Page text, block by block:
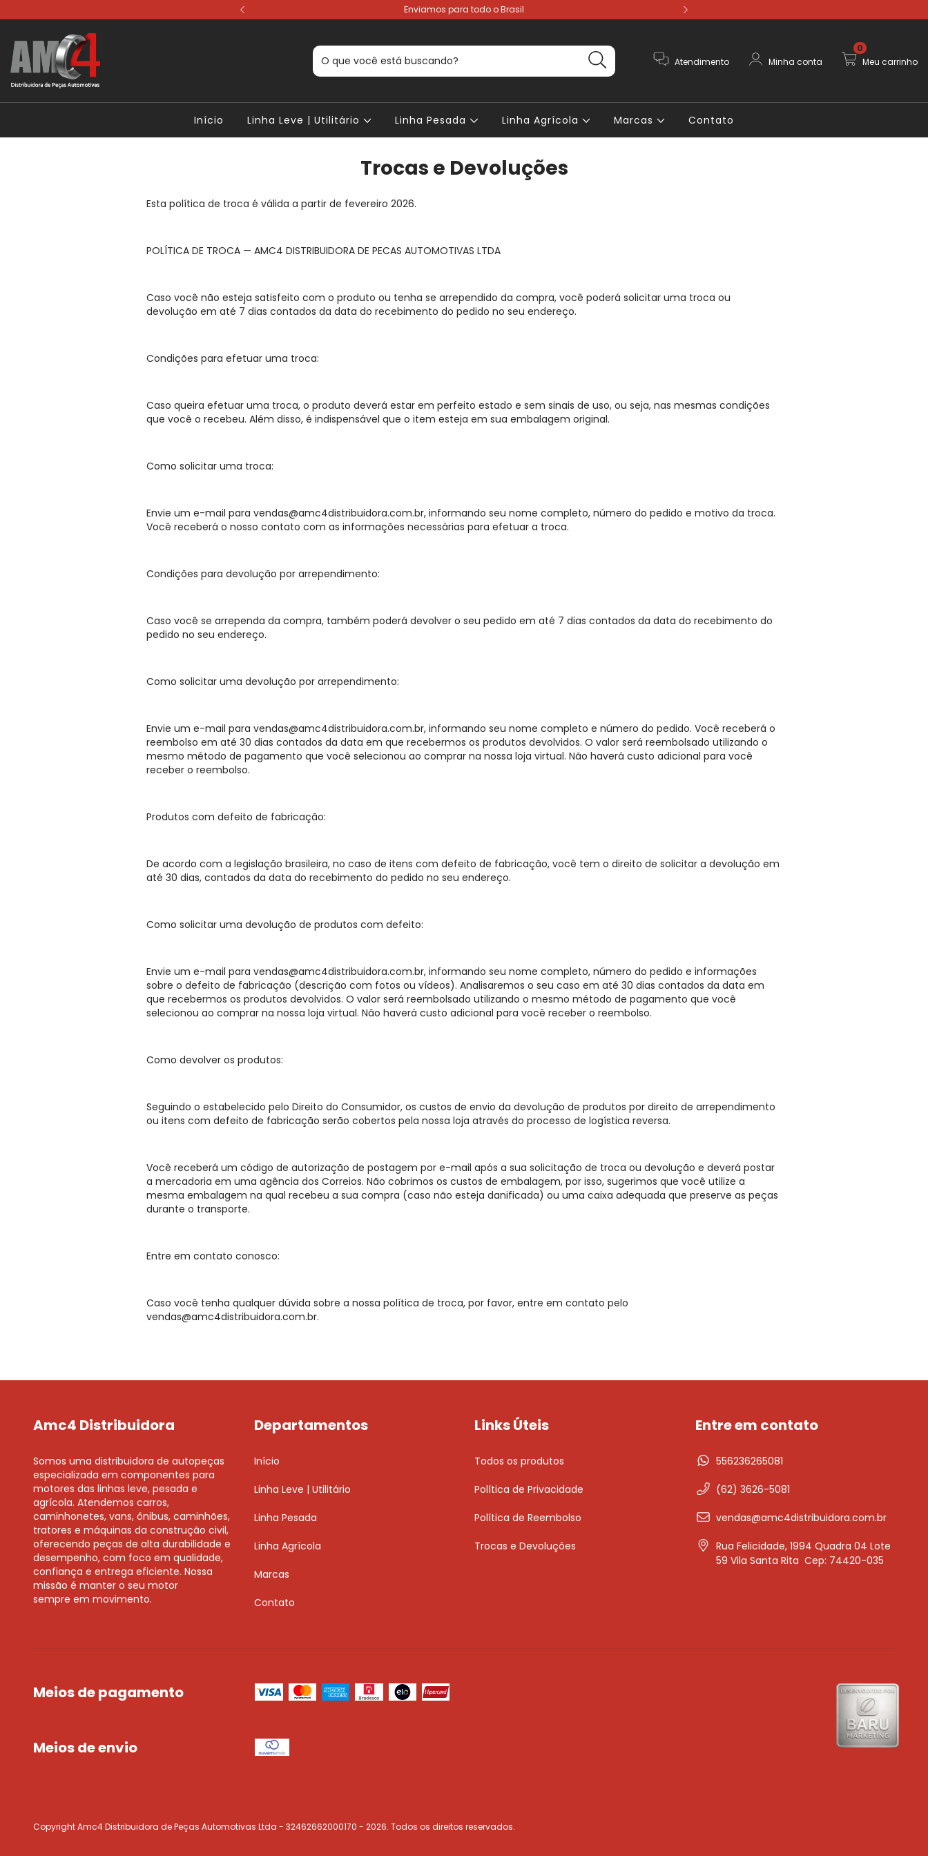
Enviamos para todo o Brasil
Atendimento Minha conta Meu carrinho
0
Início Linha Leve | Utilitário Linha Pesada Linha Agrícola Marcas Contato
Trocas e Devoluções
Esta política de troca é válida a partir de fevereiro 2026.
POLÍTICA DE TROCA — AMC4 DISTRIBUIDORA DE PECAS AUTOMOTIVAS LTDA
Caso você não esteja satisfeito com o produto ou tenha se arrependido da compra, você poderá solicitar uma troca ou
devolução em até 7 dias contados da data do recebimento do pedido no seu endereço.
Condições para efetuar uma troca:
Caso queira efetuar uma troca, o produto deverá estar em perfeito estado e sem sinais de uso, ou seja, nas mesmas condições
que você o recebeu. Além disso, é indispensável que o item esteja em sua embalagem original.
Como solicitar uma troca:
Envie um e-mail para vendas@amc4distribuidora.com.br, informando seu nome completo, número do pedido e motivo da troca.
Você receberá o nosso contato com as informações necessárias para efetuar a troca.
Condições para devolução por arrependimento:
Caso você se arrependa da compra, também poderá devolver o seu pedido em até 7 dias contados da data do recebimento do
pedido no seu endereço.
Como solicitar uma devolução por arrependimento:
Envie um e-mail para vendas@amc4distribuidora.com.br, informando seu nome completo e número do pedido. Você receberá o
reembolso em até 30 dias contados da data em que recebermos os produtos devolvidos. O valor será reembolsado utilizando o
mesmo método de pagamento que você selecionou ao comprar na nossa loja virtual. Não haverá custo adicional para você
receber o reembolso.
Produtos com defeito de fabricação:
De acordo com a legislação brasileira, no caso de itens com defeito de fabricação, você tem o direito de solicitar a devolução em
até 30 dias, contados da data do recebimento do pedido no seu endereço.
Como solicitar uma devolução de produtos com defeito:
Envie um e-mail para vendas@amc4distribuidora.com.br, informando seu nome completo, número do pedido e informações
sobre o defeito de fabricação (descrição com fotos ou vídeos). Analisaremos o seu caso em até 30 dias contados da data em
que recebermos os produtos devolvidos. O valor será reembolsado utilizando o mesmo método de pagamento que você
selecionou ao comprar na nossa loja virtual. Não haverá custo adicional para você receber o reembolso.
Como devolver os produtos:
Seguindo o estabelecido pelo Direito do Consumidor, os custos de envio da devolução de produtos por direito de arrependimento
ou itens com defeito de fabricação serão cobertos pela nossa loja através do processo de logística reversa.
Você receberá um código de autorização de postagem por e-mail após a sua solicitação de troca ou devolução e deverá postar
a mercadoria em uma agência dos Correios. Não cobrimos os custos de embalagem, por isso, sugerimos que você utilize a
mesma embalagem na qual recebeu a sua compra (caso não esteja danificada) ou uma caixa adequada que preserve as peças
durante o transporte.
Entre em contato conosco:
Caso você tenha qualquer dúvida sobre a nossa política de troca, por favor, entre em contato pelo
vendas@amc4distribuidora.com.br.
Amc4 Distribuidora
Somos uma distribuidora de autopeças
especializada em componentes para
motores das linhas leve, pesada e
agrícola. Atendemos carros,
caminhonetes, vans, ônibus, caminhões,
tratores e máquinas da construção civil,
oferecendo peças de alta durabilidade e
desempenho, com foco em qualidade,
confiança e entrega eficiente. Nossa
missão é manter o seu motor
sempre em movimento.
Departamentos
Início
Linha Leve | Utilitário
Linha Pesada
Linha Agrícola
Marcas
Contato
Links Úteis
Todos os produtos
Política de Privacidade
Política de Reembolso
Trocas e Devoluções
Entre em contato
556236265081
(62) 3626-5081
vendas@amc4distribuidora.com.br
Rua Felicidade, 1994 Quadra 04 Lote
59 Vila Santa Rita Cep: 74420-035
Meios de pagamento
Meios de envio
Copyright Amc4 Distribuidora de Peças Automotivas Ltda - 32462662000170 - 2026. Todos os direitos reservados.